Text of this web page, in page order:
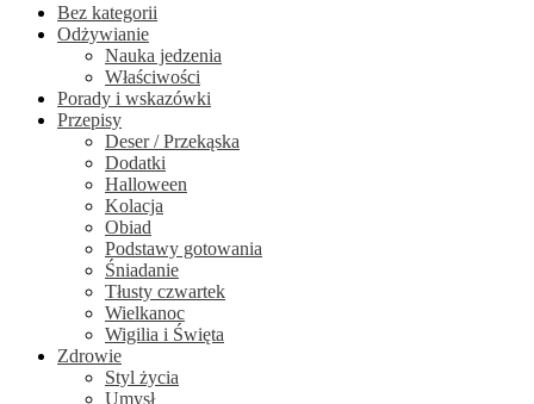
Bez kategorii
Odżywianie
Nauka jedzenia
Właściwości
Porady i wskazówki
Przepisy
Deser / Przekąska
Dodatki
Halloween
Kolacja
Obiad
Podstawy gotowania
Śniadanie
Tłusty czwartek
Wielkanoc
Wigilia i Święta
Zdrowie
Styl życia
Umysł